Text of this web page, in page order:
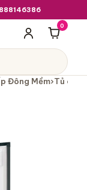
Giỏ
0
U14G-B
Đông Mềm›Tủ cấp